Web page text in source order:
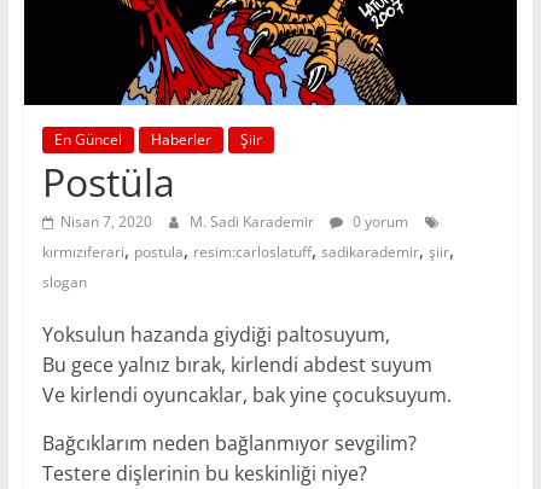
En Güncel Haberler Şiir
Postüla
Nisan 7, 2020 M. Sadi Karademir
0 yorum
kırmızıferari, postula, resim:carloslatuff, sadikarademir, şiir,
slogan
Yoksulun hazanda giydiği paltosuyum,
Bu gece yalnız bırak, kirlendi abdest suyum
Ve kirlendi oyuncaklar, bak yine çocuksuyum.
Bağcıklarım neden bağlanmıyor sevgilim?
Testere dişlerinin bu keskinliği niye?